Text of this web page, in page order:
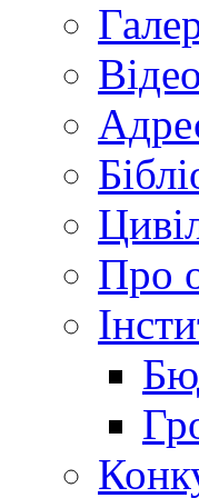
Відео
Про